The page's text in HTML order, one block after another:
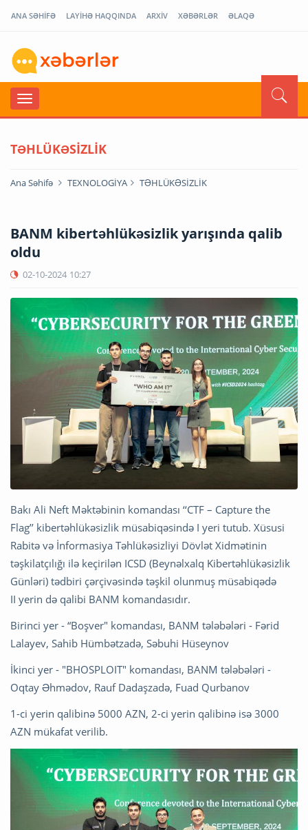
ANA SƏHİFƏ LAYİHƏ HAQQINDA ARXİV XƏBƏRLƏR ƏLAQƏ
TƏHLÜKƏSİZLİK
Ana Səhifə TEXNOLOGİYA TƏHLÜKƏSİZLİK
BANM kibertəhlükəsizlik yarışında qalib
oldu
02-10-2024 10:27
Bakı Ali Neft Məktəbinin komandası ‘‘CTF – Capture the
Flag’’ kibertəhlükəsizlik müsabiqəsində I yeri tutub. Xüsusi
Rabitə və İnformasiya Təhlükəsizliyi Dövlət Xidmətinin
təşkilatçılığı ilə keçirilən ICSD (Beynəlxalq Kibertəhlükəsizlik
Günləri) tədbiri çərçivəsində təşkil olunmuş müsabiqədə
II yerin də qalibi BANM komandasıdır.
Birinci yer - “Boşver" komandası, BANM tələbələri - Fərid
Lalayev, Sahib Hümbətzadə, Səbuhi Hüseynov
İkinci yer - "BHOSPLOIT" komandası, BANM tələbələri -
Oqtay Əhmədov, Rauf Dadaşzadə, Fuad Qurbanov
1-ci yerin qalibinə 5000 AZN, 2-ci yerin qalibinə isə 3000
AZN mükafat verilib.